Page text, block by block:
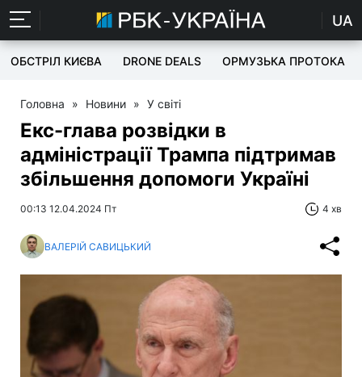
UA
ОБСТРІЛ КИЄВА DRONE DEALS ОРМУЗЬКА ПРОТОКА
Головна » Новини » У світі
Екс-глава розвідки в
адміністрації Трампа підтримав
збільшення допомоги Україні
00:13 12.04.2024 Пт 4 хв
ВАЛЕРІЙ САВИЦЬКИЙ